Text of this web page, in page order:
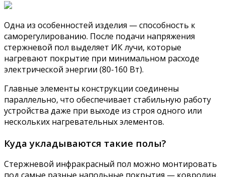
Одна из особенностей изделия — способность к
саморегулированию. После подачи напряжения
стержневой пол выделяет ИК лучи, которые
нагревают покрытие при минимальном расходе
электрической энергии (80-160 Вт).
Главные элементы конструкции соединены
параллельно, что обеспечивает стабильную работу
устройства даже при выходе из строя одного или
нескольких нагревательных элементов.
Куда укладываются такие полы?
Стержневой инфракрасный пол можно монтировать